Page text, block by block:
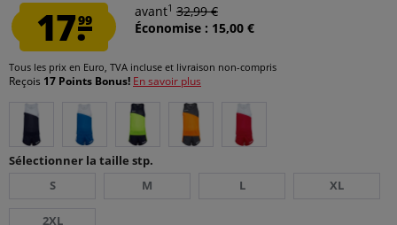
17.99
avant1 32,99 €
Économise : 15,00 €
Tous les prix en Euro, TVA incluse et livraison non-compris
Reçois 17 Points Bonus! En savoir plus
Sélectionner la taille stp.
S
M L XL
2XL